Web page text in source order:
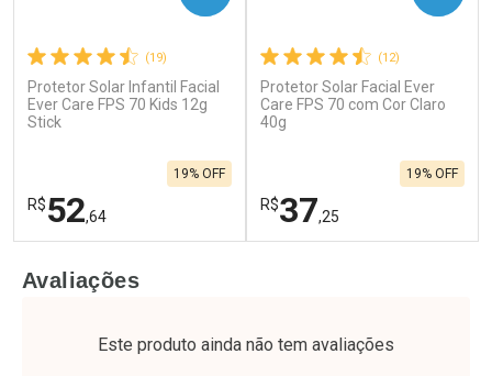
(19)
Protetor Solar Infantil Facial
Ever Care FPS 70 Kids 12g
Stick
R$52,64
19% OFF
Laboratório
Por Menos
(12)
Protetor Solar Facial Ever
Care FPS 70 com Cor Claro
40g
R$37,25
19% OFF
Laboratório
Por Menos
Avaliações
Este produto ainda não tem avaliações